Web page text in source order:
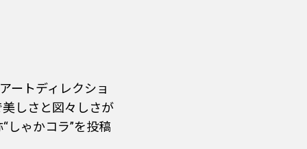
ートディレクショ
しさと図々しさが
しゃかコラ”を投稿